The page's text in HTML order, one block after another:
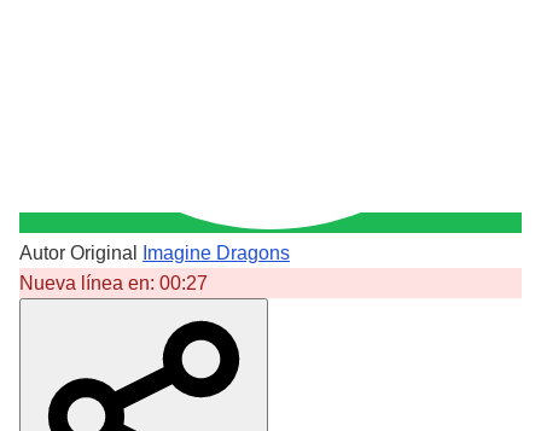
Autor Original
Imagine Dragons
Nueva línea en: 00:27